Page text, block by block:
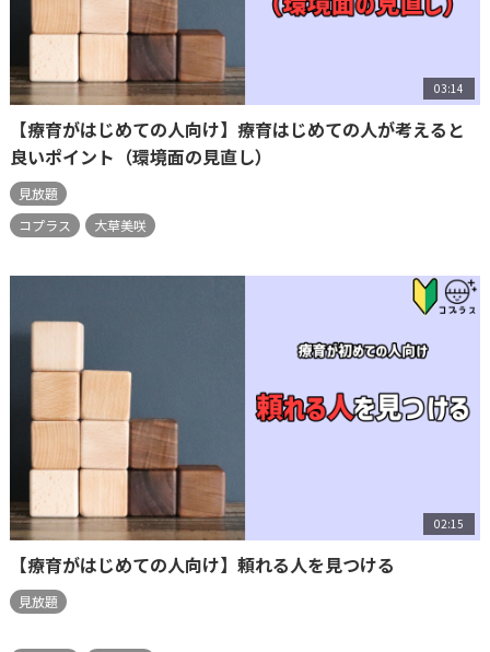
03:14
【療育がはじめての人向け】療育はじめての人が考えると
良いポイント（環境面の見直し）
見放題
コプラス
大草美咲
02:15
【療育がはじめての人向け】頼れる人を見つける
見放題